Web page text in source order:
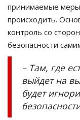
принимаемые
происходить.
контроль со
безопасности
– Там, где
выйдет на
будет